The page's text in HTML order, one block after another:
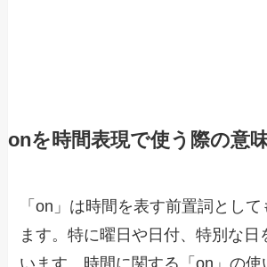
onを時間表現で使う際の意
「on」は時間を表す前置詞とし
ます。特に曜日や日付、特別な日
います。時間に関する「on」の使